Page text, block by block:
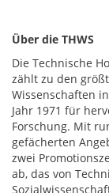
Über die THWS
Die Technische
zählt zu den
Wissenschaften
Jahr 1971 für
Forschung. Mit
gefächerten
zwei
ab, das von